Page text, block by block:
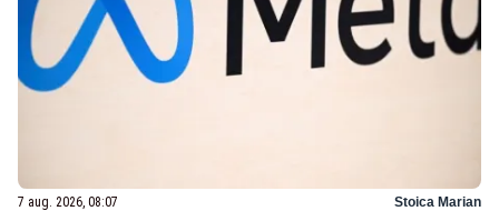
7 aug. 2026, 08:07 Stoica Marian